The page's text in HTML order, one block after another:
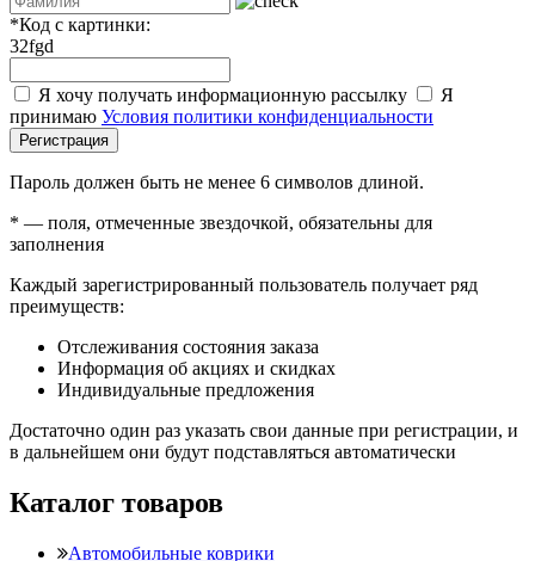
*Код с картинки:
32fgd
Я хочу получать информационную рассылку
Я
принимаю Условия политики конфиденциальности
Регистрация
Пароль должен быть не менее 6 символов длиной.
* — поля, отмеченные звездочкой, обязательны для
заполнения
Каждый зарегистрированный пользователь получает ряд
преимуществ:
Отслеживания состояния заказа
Информация об акциях и скидках
Индивидуальные предложения
Достаточно один раз указать свои данные при регистрации, и
в дальнейшем они будут подставляться автоматически
Каталог товаров
Автомобильные коврики